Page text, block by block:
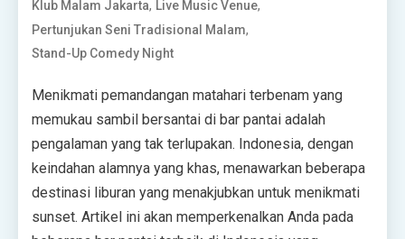
Klub Malam Jakarta, Live Music Venue,
Pertunjukan Seni Tradisional Malam,
Stand-Up Comedy Night
Menikmati pemandangan matahari terbenam yang
memukau sambil bersantai di bar pantai adalah
pengalaman yang tak terlupakan. Indonesia, dengan
keindahan alamnya yang khas, menawarkan beberapa
destinasi liburan yang menakjubkan untuk menikmati
sunset. Artikel ini akan memperkenalkan Anda pada